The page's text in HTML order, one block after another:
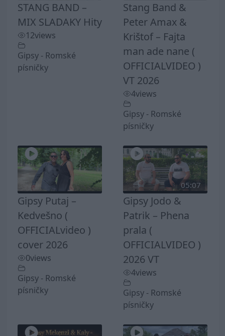
STANG BAND –
MIX SLADAKY Hity
12views
Gipsy - Romské
písničky
Stang Band &
Peter Amax &
Krištof – Fajta
man ade nane (
OFFICIALVIDEO )
VT 2026
4views
Gipsy - Romské
písničky
Gipsy Putaj –
Kedvešno (
OFFICIALvideo )
cover 2026
0views
Gipsy - Romské
písničky
05:07
Gipsy Jodo &
Patrik – Phena
prala (
OFFICIALVIDEO )
2026 VT
4views
Gipsy - Romské
písničky